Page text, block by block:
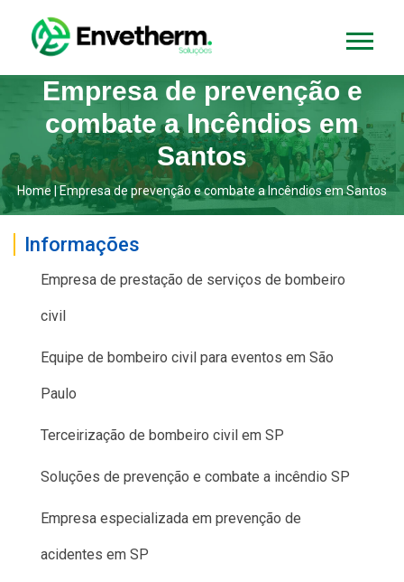
Empresa de prevenção e
combate a Incêndios em
Santos
Home |Empresa de prevenção e combate a Incêndios em Santos
Informações
Empresa de prestação de serviços de bombeiro
civil
Equipe de bombeiro civil para eventos em São
Paulo
Terceirização de bombeiro civil em SP
Soluções de prevenção e combate a incêndio SP
Empresa especializada em prevenção de
acidentes em SP